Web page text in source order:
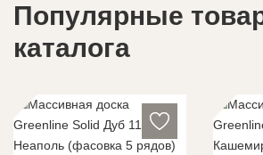
Популярные
каталога